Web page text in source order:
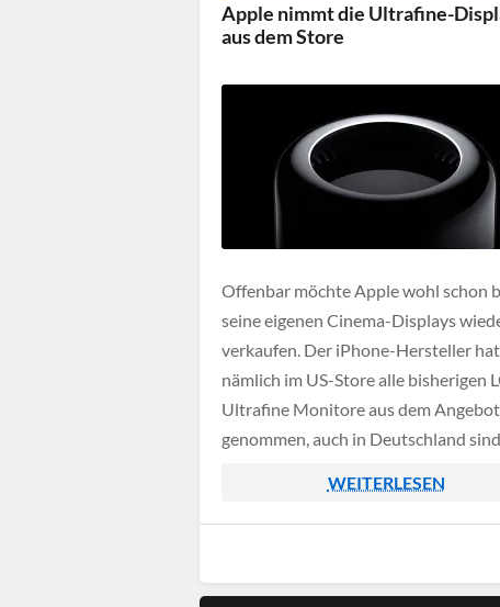
Apple nimmt die Ultrafine-
aus dem Store
Offenbar möchte Apple wohl schon
seine eigenen Cinema-Displays
verkaufen. Der iPhone-Hersteller hat
nämlich im US-Store alle bisherigen
Ultrafine Monitore aus dem Angebot
genommen, auch in Deutschland
WEITERLESEN